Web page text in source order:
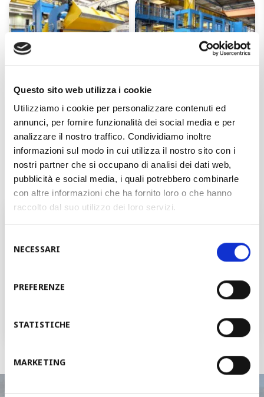
Questo sito web utilizza i cookie
Utilizziamo i cookie per personalizzare contenuti ed
annunci, per fornire funzionalità dei social media e per
analizzare il nostro traffico. Condividiamo inoltre
informazioni sul modo in cui utilizza il nostro sito con i
nostri partner che si occupano di analisi dei dati web,
pubblicità e social media, i quali potrebbero combinarle
con altre informazioni che ha fornito loro o che hanno
raccolto dal suo utilizzo dei loro servizi.
delNECESSARI
PREFERENZE
STATISTICHE
MARKETING
我们将会于48个小时之内联系您